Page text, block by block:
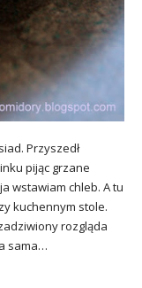
Przyszedł
pijąc grzane
wstawiam chleb. A tu
kuchennym stole.
rozgląda
sama…